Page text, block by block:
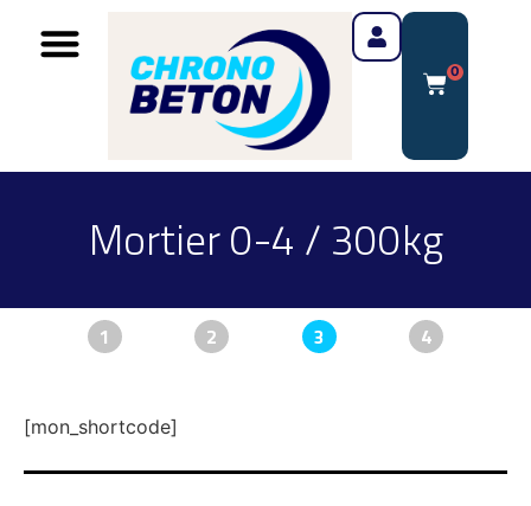
0
Mortier 0-4 / 300kg
1 2 3 4
[mon_shortcode]